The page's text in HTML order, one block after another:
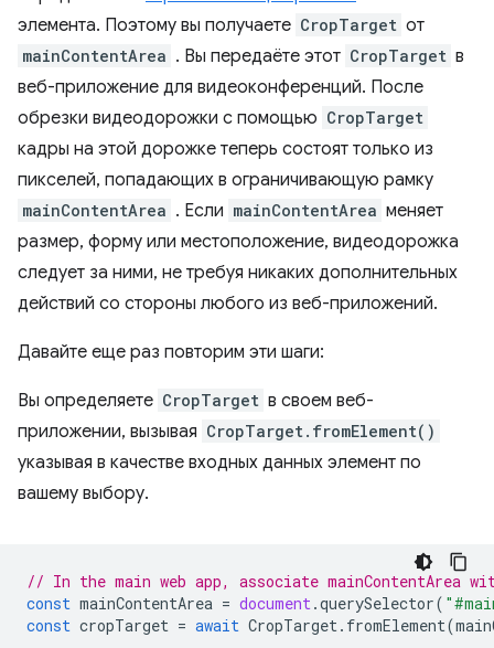
элемента. Поэтому вы получаете CropTarget от
mainContentArea . Вы передаёте этот CropTarget в
веб-приложение для видеоконференций. После
обрезки видеодорожки с помощью CropTarget
кадры на этой дорожке теперь состоят только из
пикселей, попадающих в ограничивающую рамку
mainContentArea . Если mainContentArea меняет
размер, форму или местоположение, видеодорожка
следует за ними, не требуя никаких дополнительных
действий со стороны любого из веб-приложений.
Давайте еще раз повторим эти шаги:
Вы определяете CropTarget в своем веб-
приложении, вызывая CropTarget.fromElement()
указывая в качестве входных данных элемент по
вашему выбору.
// In the main web app, associate mainContentArea
const mainContentArea = document .querySelector(
const cropTarget = await CropTarget . fromElement(